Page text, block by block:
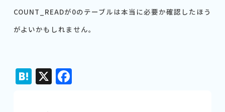
COUNT_READが0のテーブルは本当に必要か確認したほう
がよいかもしれません。
Hatena
X Facebook